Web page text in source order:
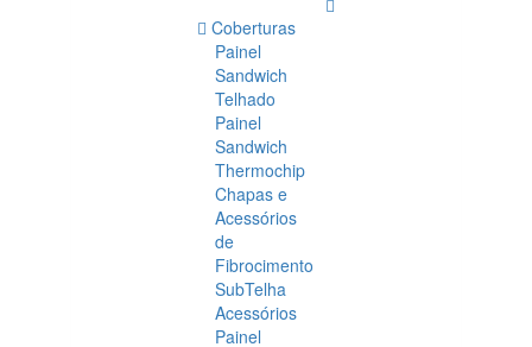
Coberturas
Painel
Sandwich
Telhado
Painel
Sandwich
Thermochip
Chapas e
Acessórios
de
Fibrocimento
SubTelha
Acessórios
Painel